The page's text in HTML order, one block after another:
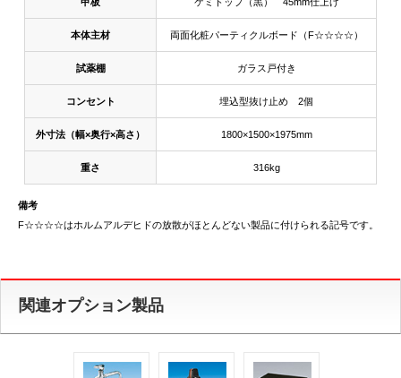
本体主材 両面化粧パーティクルボード（F☆☆☆☆）
試薬棚 ガラス戸付き
コンセント 埋込型抜け止め 2個
外寸法（幅×奥行×高さ） 1800×1500×1975mm
重さ 316kg
備考
F☆☆☆☆はホルムアルデヒドの放散がほとんどない製品に付けられる記号です。
関連オプション製品